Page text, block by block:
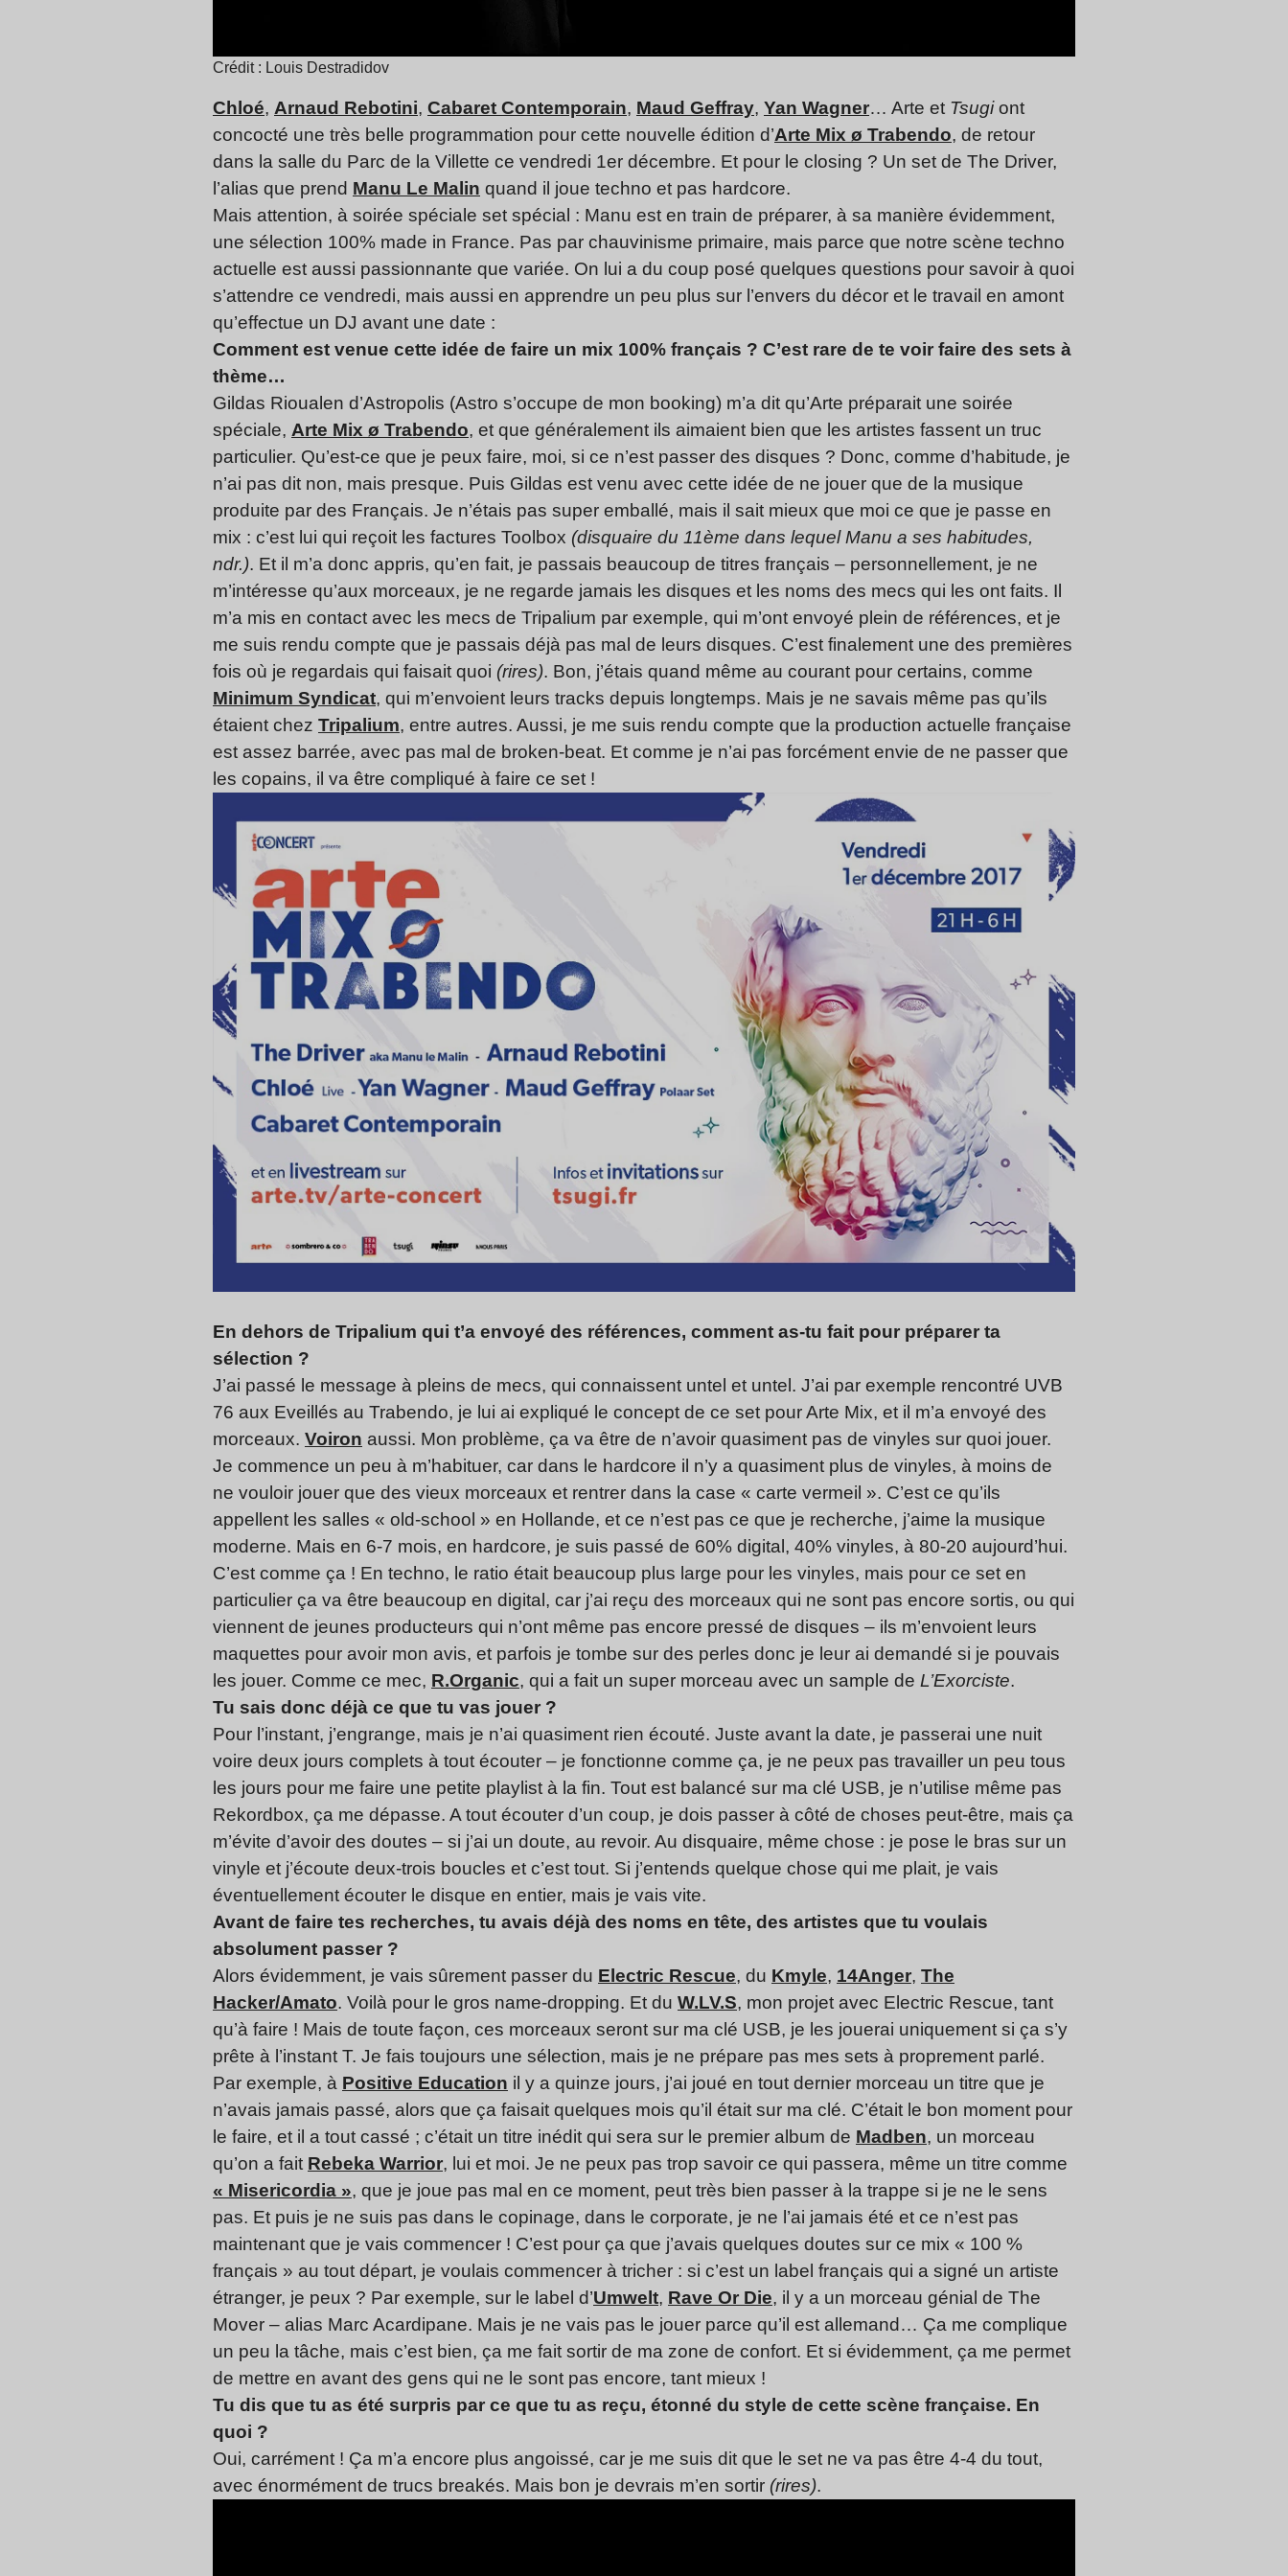
Crédit : Louis Destradidov
Chloé, Arnaud Rebotini, Cabaret Contemporain, Maud Geffray, Yan Wagner… Arte et Tsugiont
concocté une très belle programmation pour cette nouvelle édition d’Arte Mix ø Trabendo, de retour
dans la salle du Parc de la Villette ce vendredi 1er décembre. Et pour le closing ? Un set de The Driver,
l’alias que prend Manu Le Malin quand il joue techno et pas hardcore.
Mais attention, à soirée spéciale set spécial : Manu est en train de préparer, à sa manière évidemment,
une sélection 100% made in France. Pas par chauvinisme primaire, mais parce que notre scène techno
actuelle est aussi passionnante que variée. On lui a du coup posé quelques questions pour savoir à quoi
s’attendre ce vendredi, mais aussi en apprendre un peu plus sur l’envers du décor et le travail en amont
qu’effectue un DJ avant une date :
Comment est venue cette idée de faire un mix 100% français ? C’est rare de te voir faire des sets à
thème…
Gildas Rioualen d’Astropolis (Astro s’occupe de mon booking) m’a dit qu’Arte préparait une soirée
spéciale, Arte Mix ø Trabendo, et que généralement ils aimaient bien que les artistes fassent un truc
particulier. Qu’est-ce que je peux faire, moi, si ce n’est passer des disques ? Donc, comme d’habitude, je
n’ai pas dit non, mais presque. Puis Gildas est venu avec cette idée de ne jouer que de la musique
produite par des Français. Je n’étais pas super emballé, mais il sait mieux que moi ce que je passe en
mix : c’est lui qui reçoit les factures Toolbox (disquaire du 11ème dans lequel Manu a ses habitudes,
ndr.). Et il m’a donc appris, qu’en fait, je passais beaucoup de titres français – personnellement, je ne
m’intéresse qu’aux morceaux, je ne regarde jamais les disques et les noms des mecs qui les ont faits. Il
m’a mis en contact avec les mecs de Tripalium par exemple, qui m’ont envoyé plein de références, et je
me suis rendu compte que je passais déjà pas mal de leurs disques. C’est finalement une des premières
fois où je regardais qui faisait quoi (rires). Bon, j’étais quand même au courant pour certains, comme
Minimum Syndicat, qui m’envoient leurs tracks depuis longtemps. Mais je ne savais même pas qu’ils
étaient chez Tripalium, entre autres. Aussi, je me suis rendu compte que la production actuelle française
est assez barrée, avec pas mal de broken-beat. Et comme je n’ai pas forcément envie de ne passer que
les copains, il va être compliqué à faire ce set !
En dehors de Tripalium qui t’a envoyé des références, comment as-tu fait pour préparer ta
sélection ?
J’ai passé le message à pleins de mecs, qui connaissent untel et untel. J’ai par exemple rencontré UVB
76 aux Eveillés au Trabendo, je lui ai expliqué le concept de ce set pour Arte Mix, et il m’a envoyé des
morceaux. Voiron aussi. Mon problème, ça va être de n’avoir quasiment pas de vinyles sur quoi jouer.
Je commence un peu à m’habituer, car dans le hardcore il n’y a quasiment plus de vinyles, à moins de
ne vouloir jouer que des vieux morceaux et rentrer dans la case « carte vermeil ». C’est ce qu’ils
appellent les salles « old-school » en Hollande, et ce n’est pas ce que je recherche, j’aime la musique
moderne. Mais en 6-7 mois, en hardcore, je suis passé de 60% digital, 40% vinyles, à 80-20 aujourd’hui.
C’est comme ça ! En techno, le ratio était beaucoup plus large pour les vinyles, mais pour ce set en
particulier ça va être beaucoup en digital, car j’ai reçu des morceaux qui ne sont pas encore sortis, ou qui
viennent de jeunes producteurs qui n’ont même pas encore pressé de disques – ils m’envoient leurs
maquettes pour avoir mon avis, et parfois je tombe sur des perles donc je leur ai demandé si je pouvais
les jouer. Comme ce mec, R.Organic, qui a fait un super morceau avec un sample de L’Exorciste.
Tu sais donc déjà ce que tu vas jouer ?
Pour l’instant, j’engrange, mais je n’ai quasiment rien écouté. Juste avant la date, je passerai une nuit
voire deux jours complets à tout écouter – je fonctionne comme ça, je ne peux pas travailler un peu tous
les jours pour me faire une petite playlist à la fin. Tout est balancé sur ma clé USB, je n’utilise même pas
Rekordbox, ça me dépasse. A tout écouter d’un coup, je dois passer à côté de choses peut-être, mais ça
m’évite d’avoir des doutes – si j’ai un doute, au revoir. Au disquaire, même chose : je pose le bras sur un
vinyle et j’écoute deux-trois boucles et c’est tout. Si j’entends quelque chose qui me plait, je vais
éventuellement écouter le disque en entier, mais je vais vite.
Avant de faire tes recherches, tu avais déjà des noms en tête, des artistes que tu voulais
absolument passer ?
Alors évidemment, je vais sûrement passer du Electric Rescue, du Kmyle, 14Anger, The
Hacker/Amato. Voilà pour le gros name-dropping. Et du W.LV.S, mon projet avec Electric Rescue, tant
qu’à faire ! Mais de toute façon, ces morceaux seront sur ma clé USB, je les jouerai uniquement si ça s’y
prête à l’instant T. Je fais toujours une sélection, mais je ne prépare pas mes sets à proprement parlé.
Par exemple, à Positive Education il y a quinze jours, j’ai joué en tout dernier morceau un titre que je
n’avais jamais passé, alors que ça faisait quelques mois qu’il était sur ma clé. C’était le bon moment pour
le faire, et il a tout cassé ; c’était un titre inédit qui sera sur le premier album de Madben, un morceau
qu’on a fait Rebeka Warrior, lui et moi. Je ne peux pas trop savoir ce qui passera, même un titre comme
« Misericordia », que je joue pas mal en ce moment, peut très bien passer à la trappe si je ne le sens
pas. Et puis je ne suis pas dans le copinage, dans le corporate, je ne l’ai jamais été et ce n’est pas
maintenant que je vais commencer ! C’est pour ça que j’avais quelques doutes sur ce mix « 100 %
français » au tout départ, je voulais commencer à tricher : si c’est un label français qui a signé un artiste
étranger, je peux ? Par exemple, sur le label d’Umwelt, Rave Or Die, il y a un morceau génial de The
Mover – alias Marc Acardipane. Mais je ne vais pas le jouer parce qu’il est allemand… Ça me complique
un peu la tâche, mais c’est bien, ça me fait sortir de ma zone de confort. Et si évidemment, ça me permet
de mettre en avant des gens qui ne le sont pas encore, tant mieux !
Tu dis que tu as été surpris par ce que tu as reçu, étonné du style de cette scène française. En
quoi ?
Oui, carrément ! Ça m’a encore plus angoissé, car je me suis dit que le set ne va pas être 4-4 du tout,
avec énormément de trucs breakés. Mais bon je devrais m’en sortir (rires).